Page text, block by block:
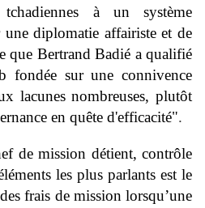
tchadiennes à un système
diplomatie affairiste et de
que Bertrand Badié a qualifié
fondée sur une connivence
lacunes nombreuses, plutôt
en quête d'efficacité".
de mission détient, contrôle
les plus parlants est le
frais de mission lorsqu’une